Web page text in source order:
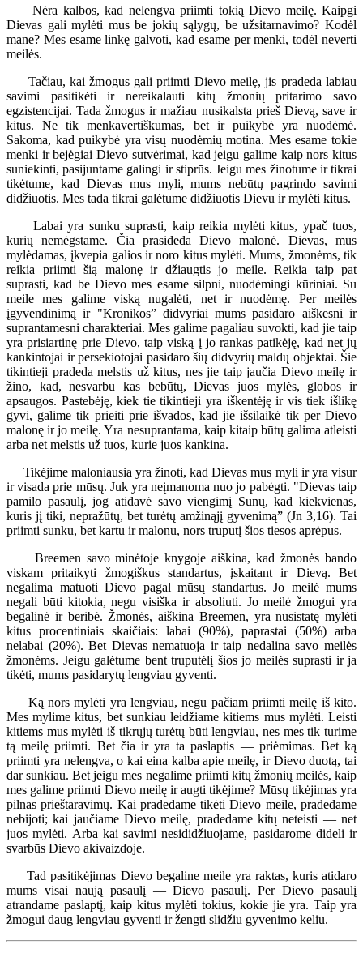
Nėra kalbos, kad nelengva priimti tokią Dievo meilę. Kaipgi
Dievas gali mylėti mus be jokių sąlygų, be užsitarnavimo? Kodėl
mane? Mes esame linkę galvoti, kad esame per menki, todėl neverti
meilės.
Tačiau, kai žmogus gali priimti Dievo meilę, jis pradeda labiau
savimi pasitikėti ir nereikalauti kitų žmonių pritarimo savo
egzistencijai. Tada žmogus ir mažiau nusikalsta prieš Dievą, save ir
kitus. Ne tik menkavertiškumas, bet ir puikybė yra nuodėmė.
Sakoma, kad puikybė yra visų nuodėmių motina. Mes esame tokie
menki ir bejėgiai Dievo sutvėrimai, kad jeigu galime kaip nors kitus
suniekinti, pasijuntame galingi ir stiprūs. Jeigu mes žinotume ir tikrai
tikėtume, kad Dievas mus myli, mums nebūtų pagrindo savimi
didžiuotis. Mes tada tikrai galėtume didžiuotis Dievu ir mylėti kitus.
Labai yra sunku suprasti, kaip reikia mylėti kitus, ypač tuos,
kurių nemėgstame. Čia prasideda Dievo malonė. Dievas, mus
mylėdamas, įkvepia galios ir noro kitus mylėti. Mums, žmonėms, tik
reikia priimti šią malonę ir džiaugtis jo meile. Reikia taip pat
suprasti, kad be Dievo mes esame silpni, nuodėmingi kūriniai. Su
meile mes galime viską nugalėti, net ir nuodėmę. Per meilės
įgyvendinimą ir "Kronikos” didvyriai mums pasidaro aiškesni ir
suprantamesni charakteriai. Mes galime pagaliau suvokti, kad jie taip
yra prisiartinę prie Dievo, taip viską į jo rankas patikėję, kad net jų
kankintojai ir persekiotojai pasidaro šių didvyrių maldų objektai. Šie
tikintieji pradeda melstis už kitus, nes jie taip jaučia Dievo meilę ir
žino, kad, nesvarbu kas bebūtų, Dievas juos mylės, globos ir
apsaugos. Pastebėję, kiek tie tikintieji yra iškentėję ir vis tiek išlikę
gyvi, galime tik prieiti prie išvados, kad jie išsilaikė tik per Dievo
malonę ir jo meilę. Yra nesuprantama, kaip kitaip būtų galima atleisti
arba net melstis už tuos, kurie juos kankina.
Tikėjime maloniausia yra žinoti, kad Dievas mus myli ir yra visur
ir visada prie mūsų. Juk yra neįmanoma nuo jo pabėgti. "Dievas taip
pamilo pasaulį, jog atidavė savo viengimį Sūnų, kad kiekvienas,
kuris jį tiki, nepražūtų, bet turėtų amžinąjį gyvenimą” (Jn 3,16). Tai
priimti sunku, bet kartu ir malonu, nors truputį šios tiesos aprėpus.
Breemen savo minėtoje knygoje aiškina, kad žmonės bando
viskam pritaikyti žmogiškus standartus, įskaitant ir Dievą. Bet
negalima matuoti Dievo pagal mūsų standartus. Jo meilė mums
negali būti kitokia, negu visiška ir absoliuti. Jo meilė žmogui yra
begalinė ir beribė. Žmonės, aiškina Breemen, yra nusistatę mylėti
kitus procentiniais skaičiais: labai (90%), paprastai (50%) arba
nelabai (20%). Bet Dievas nematuoja ir taip nedalina savo meilės
žmonėms. Jeigu galėtume bent truputėlį šios jo meilės suprasti ir ja
tikėti, mums pasidarytų lengviau gyventi.
Ką nors mylėti yra lengviau, negu pačiam priimti meilę iš kito.
Mes mylime kitus, bet sunkiau leidžiame kitiems mus mylėti. Leisti
kitiems mus mylėti iš tikrųjų turėtų būti lengviau, nes mes tik turime
tą meilę priimti. Bet čia ir yra ta paslaptis — priėmimas. Bet ką
priimti yra nelengva, o kai eina kalba apie meilę, ir Dievo duotą, tai
dar sunkiau. Bet jeigu mes negalime priimti kitų žmonių meilės, kaip
mes galime priimti Dievo meilę ir augti tikėjime? Mūsų tikėjimas yra
pilnas prieštaravimų. Kai pradedame tikėti Dievo meile, pradedame
nebijoti; kai jaučiame Dievo meilę, pradedame kitų neteisti — net
juos mylėti. Arba kai savimi nesididžiuojame, pasidarome dideli ir
svarbūs Dievo akivaizdoje.
Tad pasitikėjimas Dievo begaline meile yra raktas, kuris atidaro
mums visai naują pasaulį — Dievo pasaulį. Per Dievo pasaulį
atrandame paslaptį, kaip kitus mylėti tokius, kokie jie yra. Taip yra
žmogui daug lengviau gyventi ir žengti slidžiu gyvenimo keliu.